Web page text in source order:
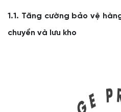
1.1. Tăng cường bảo vệ
chuyển và lưu kho